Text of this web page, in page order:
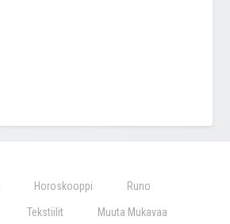
Horoskooppi Runo
Tekstiilit Muuta Mukavaa